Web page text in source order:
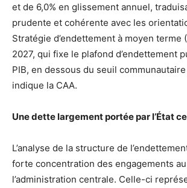
et de 6,0% en glissement annuel,
prudente et cohérente avec les
Stratégie d’endettement à moyen terme
2027, qui fixe le plafond d’endettement
PIB, en dessous du seuil communautaire
indique la CAA.
Une dette largement portée par l’État
L’analyse de la structure de
forte concentration des engagements
l’administration centrale. Celle-ci